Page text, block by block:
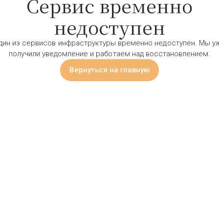
Сервис временно
недоступен
из сервисов инфраструктуры временно недоступен. Мы
получили уведомление и работаем над восстановлением.
Вернуться на главную